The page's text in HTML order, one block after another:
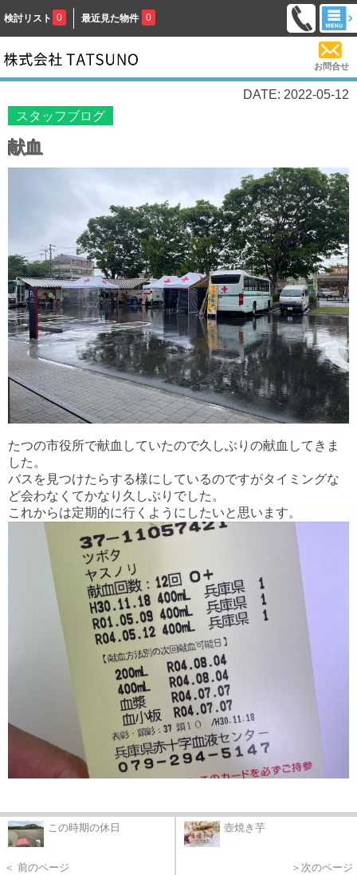
検討リスト 0 最近見た物件 0
お問合せ
DATE: 2022-05-12
スタッフブログ
献血
たつの市役所で献血していたので久しぶりの献血してきま
した。
バスを見つけたらする様にしているのですがタイミングな
ど会わなくてかなり久しぶりでした。
これからは定期的に行くようにしたいと思います。
この時期の休日
＜ 前のページ
壺焼き芋
＞次のページ